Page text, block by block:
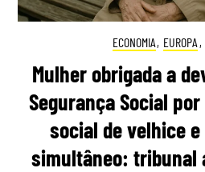
ECONOMIA, EUROPA ,
Mulher obrigada a
Segurança Social
social de velhice
simultâneo: tribunal